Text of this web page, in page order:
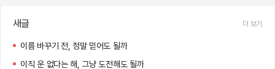
새글 더 보기
이름 바꾸기 전, 정말 믿어도 될까
이직 운 없다는 해, 그냥 도전해도 될까